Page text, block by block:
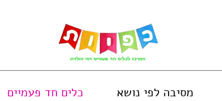
מסיבה לפי נושא כלים חד פעמיים